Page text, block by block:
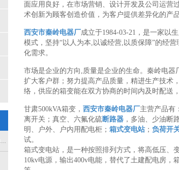
面应用良好，在市场营销、设计开发及公司运营
术创新为顾客创造价值，为客户提供差异化的产品
西安市秦岭电器厂成立于1984-03-21，是一家以
模式，坚持“以人为本,以诚经营,以质保障”的经
化需求。
市场是企业的方向,质量是企业的生命。秦岭电器
扩大客户群；努力提高产品质量，精进生产技术
络，供应的箱变能在双方协商的时间内及时配送
甘肃500kVA箱变， 西安市秦岭电器厂主营产品有
离开关；真空、六氟化硫断路器，多油、少油断
明、户外、户内用配电柜； 箱式变电站； 负荷开
试。
箱式变电站，是一种按照排列方式，将高低压、
10kv电源，输出400v电能，替代了土建配电房